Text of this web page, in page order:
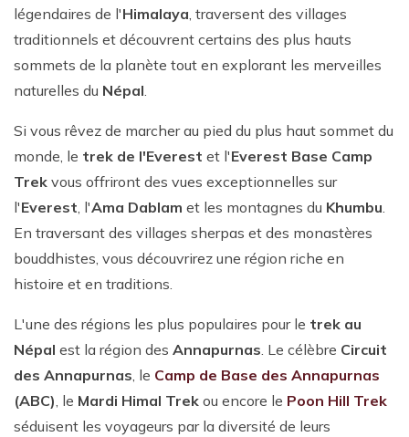
légendaires de l'Himalaya, traversent des villages
traditionnels et découvrent certains des plus hauts
sommets de la planète tout en explorant les merveilles
naturelles du Népal.
Si vous rêvez de marcher au pied du plus haut sommet du
monde, le trek de l'Everest et l'Everest Base Camp
Trek vous offriront des vues exceptionnelles sur
l'Everest, l'Ama Dablam et les montagnes du Khumbu.
En traversant des villages sherpas et des monastères
bouddhistes, vous découvrirez une région riche en
histoire et en traditions.
L'une des régions les plus populaires pour le trek au
Népal est la région des Annapurnas. Le célèbre Circuit
des Annapurnas, le Camp de Base des Annapurnas
(ABC), le Mardi Himal Trek ou encore le Poon Hill Trek
séduisent les voyageurs par la diversité de leurs